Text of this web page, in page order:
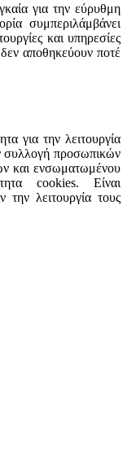
για την εύρυθμη
συμπεριλάμβάνει
και υπηρεσίες
αποθηκεύουν ποτέ
για την λειτουργία
συλλογή προσωπικών
και ενσωματωμένου
cookies. Είναι
την λειτουργία τους